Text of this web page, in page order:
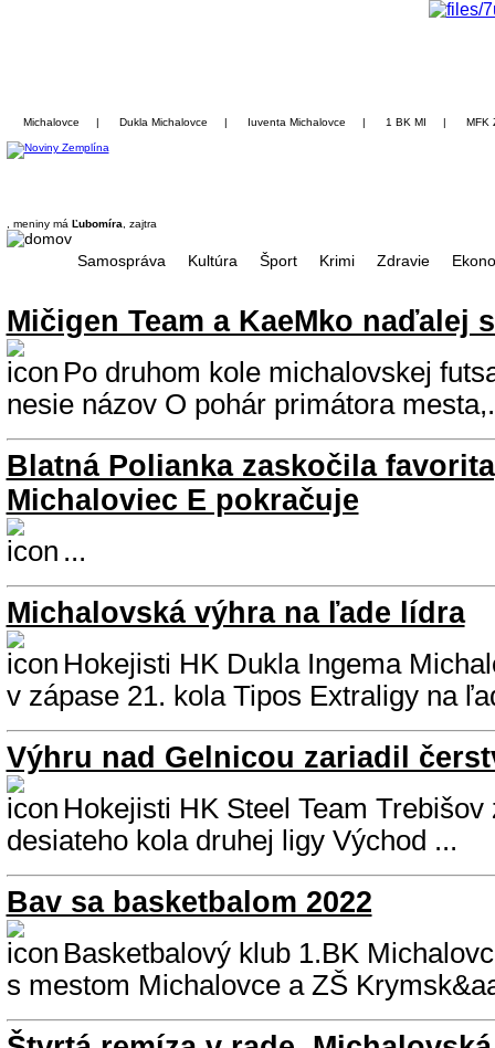
Michalovce | Dukla Michalovce | Iuventa Michalovce | 1 BK MI | MFK
, meniny má Ľubomíra , zajtra
Samospráva Kultúra Šport Krimi Zdravie
Mičigen Team a KaeMko naďalej
Po druhom kole michalovskej
nesie názov O pohár primátora
Blatná Polianka zaskočila
Michaloviec E pokračuje
...
Michalovská výhra na ľade lídra
Hokejisti HK Dukla Ingema
v zápase 21. kola Tipos Extraligy na
Výhru nad Gelnicou zariadil
Hokejisti HK Steel Team
desiateho kola druhej ligy Východ ...
Bav sa basketbalom 2022
Basketbalový klub 1.BK
s mestom Michalovce a ZŠ